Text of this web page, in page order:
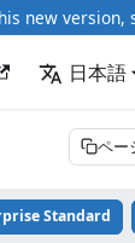
new version,
日本語
ペー
Standard